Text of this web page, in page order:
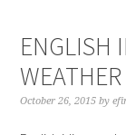
ENGLISH
WEATHER
October 26, 2015 by